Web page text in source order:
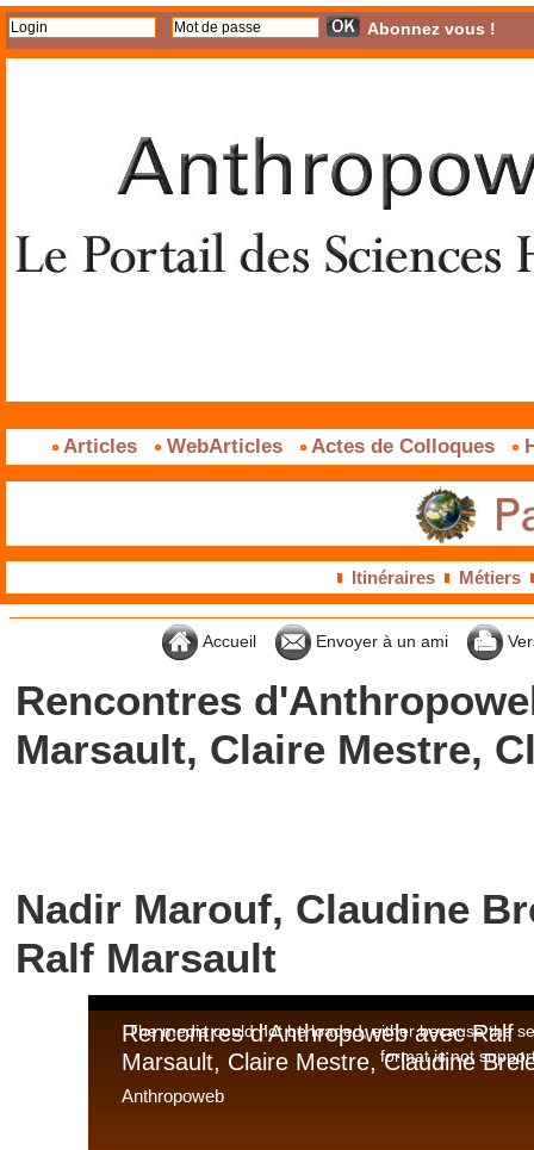
Abonnez vous !
Articles WebArticles Actes de Colloques
Itinéraires Métiers
Accueil Envoyer à un ami
Rencontres
Marsault, Claire Mestre,
Nadir Marouf, Claudine
Ralf Marsault